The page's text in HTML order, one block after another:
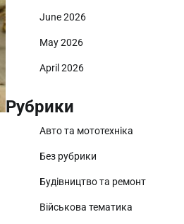
June 2026
May 2026
April 2026
Рубрики
Авто та мототехніка
Без рубрики
Будівництво та ремонт
Військова тематика